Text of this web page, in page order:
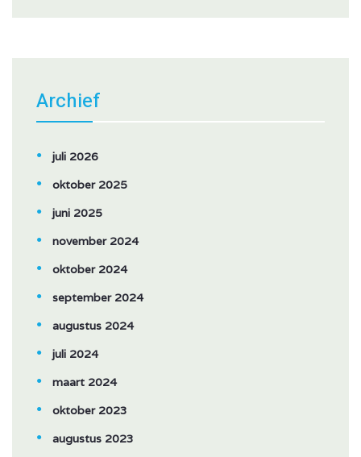
Archief
juli 2026
oktober 2025
juni 2025
november 2024
oktober 2024
september 2024
augustus 2024
juli 2024
maart 2024
oktober 2023
augustus 2023